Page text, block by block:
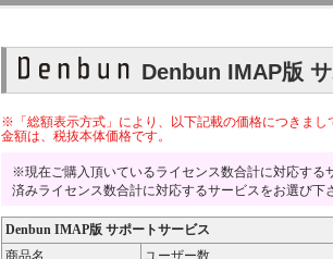
Denbun IMAP版
※「総額表示方式」により、以下記載の価格につきま
金額は、税抜本体価格です。
※現在ご購入頂いているライセンス数合計に対応する
済みライセンス数合計に対応するサービスをお選び下
Denbun IMAP版 サポートサービス
商品名
ユーザー数